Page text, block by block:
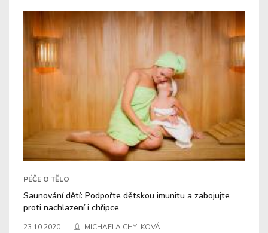
PÉČE O TĚLO
Saunování dětí: Podpořte dětskou imunitu a zabojujte
proti nachlazení i chřipce
23.10.2020 MICHAELA CHYLKOVÁ